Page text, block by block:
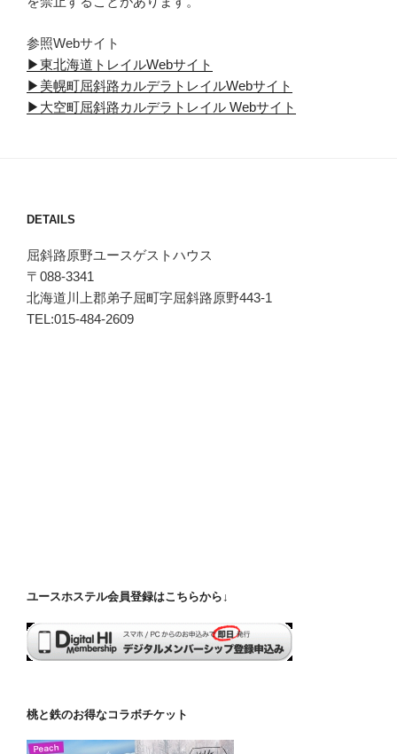
参照Webサイト
▶東北海道トレイルWebサイト
▶美幌町屈斜路カルデラトレイルWebサイト
▶大空町屈斜路カルデラトレイル Webサイト
DETAILS
屈斜路原野ユースゲストハウス
〒088-3341
北海道川上郡弟子屈町字屈斜路原野443-1
TEL:015-484-2609
ユースホステル会員登録はこちらから↓
桃と鉄のお得なコラボチケット